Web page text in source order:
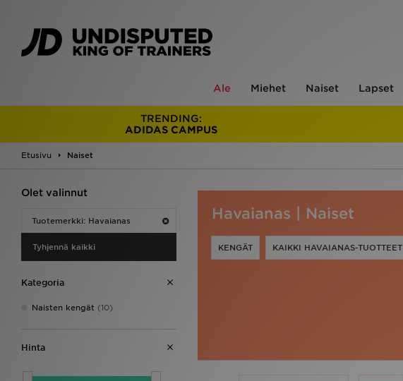
Ale Miehet Naiset Lapset
TRENDING:
ADIDAS CAMPUS
Etusivu Naiset
Olet valinnut
Tuotemerkki: Havaianas
Tyhjennä kaikki
Kategoria
Naisten kengät (10)
Hinta
Havaianas | Naiset
KENGÄT KAIKKI HAVAIANAS-TUOTTEET